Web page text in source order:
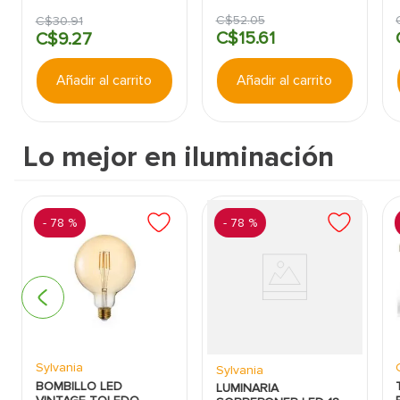
CONCRETO, MADERA,
METAL
C$30.91
C$9.27
Añadir al carrito
C$52.05
C$15.61
Añadir al carrito
Lo mejor en iluminación
- 78 %
Sylvania
BOMBILLO LED
- 78 %
Sylvania
LUMINARIA